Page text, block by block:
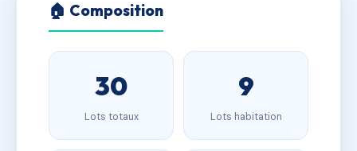
🏠 Composition
30
Lots totaux
9
Lots habitation